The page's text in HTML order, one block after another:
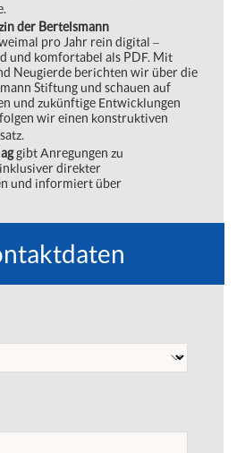
der Bertelsmann
pro Jahr rein digital ‒
und komfortabel als PDF. Mit
Neugierde berichten wir über die
Stiftung und schauen auf
und zukünftige Entwicklungen
wir einen konstruktiven
gibt Anregungen zu
direkter
und informiert über